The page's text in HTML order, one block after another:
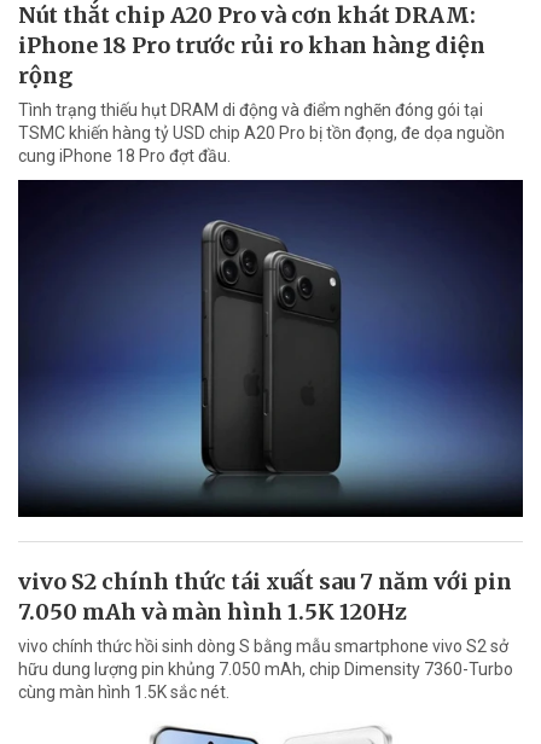
Nút thắt chip A20 Pro và cơn khát DRAM:
iPhone 18 Pro trước rủi ro khan hàng diện
rộng
Tình trạng thiếu hụt DRAM di động và điểm nghẽn đóng gói tại
TSMC khiến hàng tỷ USD chip A20 Pro bị tồn đọng, đe dọa nguồn
cung iPhone 18 Pro đợt đầu.
vivo S2 chính thức tái xuất sau 7 năm với pin
7.050 mAh và màn hình 1.5K 120Hz
vivo chính thức hồi sinh dòng S bằng mẫu smartphone vivo S2 sở
hữu dung lượng pin khủng 7.050 mAh, chip Dimensity 7360-Turbo
cùng màn hình 1.5K sắc nét.